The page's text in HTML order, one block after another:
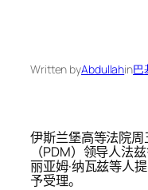
Written byAbdullahin巴
伊斯兰堡高等法院
（PDM）领导人法
丽亚姆·纳瓦兹等人
予受理。